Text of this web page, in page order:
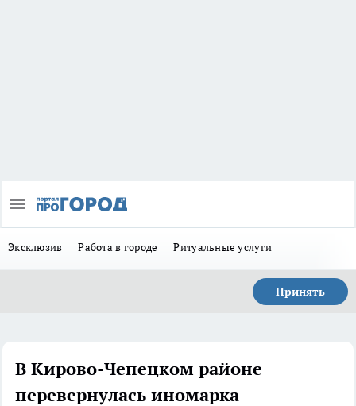
Эксклюзив Работа в городе Ритуальные услуги
Принять
В Кирово-Чепецком районе
перевернулась иномарка